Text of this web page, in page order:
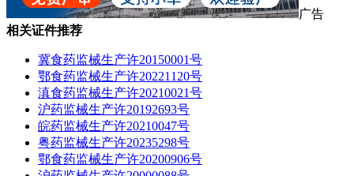
广告
相关证件推荐
冀食药监械生产许20150001号
鄂食药监械生产许20221120号
滇食药监械生产许20210021号
沪药监械生产许20192693号
皖药监械生产许20210047号
粤药监械生产许20235298号
鄂食药监械生产许20200906号